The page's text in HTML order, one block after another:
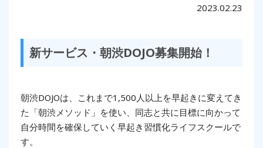
2023.02.23
新サービス・朝渋DOJO募集開始！
朝渋DOJOは、これまで1,500人以上を早起きに変えてき
た「朝渋メソッド」を使い、同志と共に目標に向かって
自分時間を確保していく早起き習慣化ライフスクールで
す。